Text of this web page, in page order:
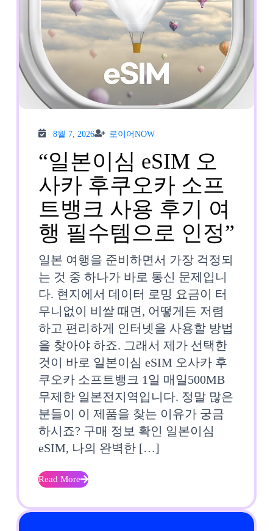
일
유
심
사
알
림
톡
솔
직
사
용
후
기
8월 7, 2026
7,
2026
로이어NOW
어
NOW
“일본이심 eSIM 오
사카 후쿠오카 소프
트뱅크 사용 후기 여
행 필수템으로 인정”
카
소
일본 여행을 준비하면서 가장 걱정되
는 것 중 하나가 바로 통신 문제입니
다. 현지에서 데이터 로밍 요금이 터
무니없이 비쌀 때면, 어떻게든 저렴
하고 편리하게 인터넷을 사용할 방법
을 찾아야 하죠. 그래서 제가 선택한
것이 바로 일본이심 eSIM 오사카 후
쿠오카 소프트뱅크 1일 매일500MB
무제한 일본전지역입니다. 정말 많은
분들이 이 제품을 찾는 이유가 궁금
하시죠? 구매 정보 확인 일본이심
eSIM, 나의 완벽한 […]
Read More
Read